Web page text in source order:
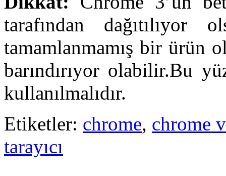
tarafından
tamamlanmamış bir ürün
barındırıyor olabilir.Bu
kullanılmalıdır.
Etiketler: chrome, chrome
tarayıcı